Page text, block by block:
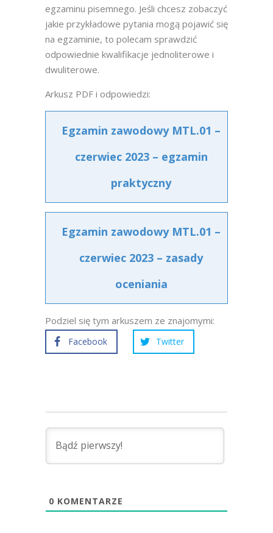
egzaminu pisemnego. Jeśli chcesz zobaczyć
jakie przykładowe pytania mogą pojawić się
na egzaminie, to polecam sprawdzić
odpowiednie kwalifikacje jednoliterowe i
dwuliterowe.
Arkusz PDF i odpowiedzi:
Egzamin zawodowy MTL.01 –
czerwiec 2023 – egzamin
praktyczny
Egzamin zawodowy MTL.01 –
czerwiec 2023 – zasady
oceniania
Podziel się tym arkuszem ze znajomymi:
Facebook Twitter
0 KOMENTARZE